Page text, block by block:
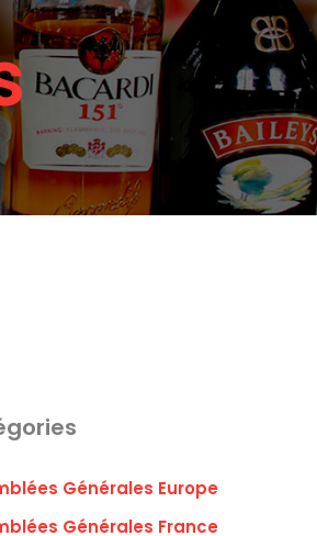
Générales Europe
Générales France